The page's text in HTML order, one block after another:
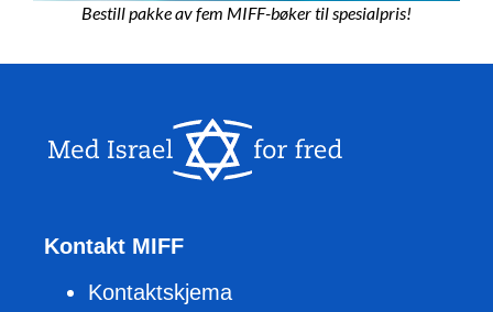
Bestill pakke av fem MIFF-bøker til spesialpris!
Kontakt MIFF
Kontaktskjema